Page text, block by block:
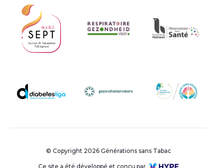
© Copyright 2026 Générations sans Tabac
Ce site a été développé et conçu par